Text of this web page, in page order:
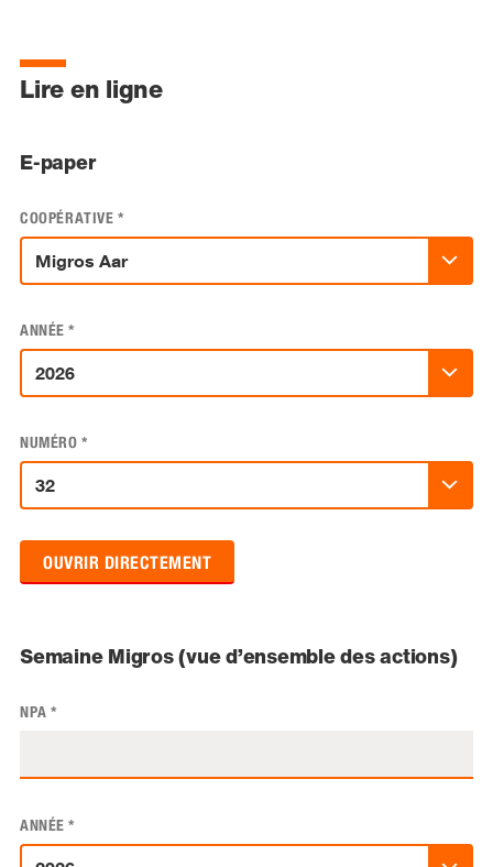
Lire en ligne
E-paper
COOPÉRATIVE *
ANNÉE *
NUMÉRO *
OUVRIR DIRECTEMENT
Semaine Migros (vue d’ensemble des actions)
NPA *
ANNÉE *